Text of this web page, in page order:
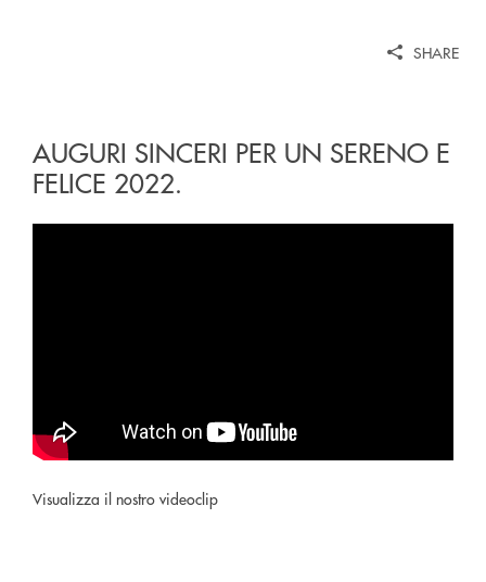
SHARE
AUGURI SINCERI PER UN SERENO E
FELICE 2022.
Visualizza il nostro videoclip